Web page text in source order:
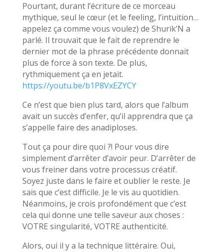
Pourtant, durant l’écriture de ce morceau
mythique, seul le cœur (et le feeling, l’intuition…
appelez ça comme vous voulez) de Shurik’N a
parlé. Il trouvait que le fait de reprendre le
dernier mot de la phrase précédente donnait
plus de force à son texte. De plus,
rythmiquement ça en jetait.
https://youtu.be/b1P8VxEZYCY
Ce n’est que bien plus tard, alors que l’album
avait un succès d’enfer, qu’il apprendra que ça
s’appelle faire des anadiploses.
Tout ça pour dire quoi ?! Pour vous dire
simplement d’arrêter d’avoir peur. D’arrêter de
vous freiner dans votre processus créatif.
Soyez juste dans le faire et oublier le reste. Je
sais que c’est difficile. Je le vis au quotidien.
Néanmoins, je crois profondément que c’est
cela qui donne une telle saveur aux choses :
VOTRE singularité, VOTRE authenticité.
Alors, oui il y a la technique littéraire. Oui,